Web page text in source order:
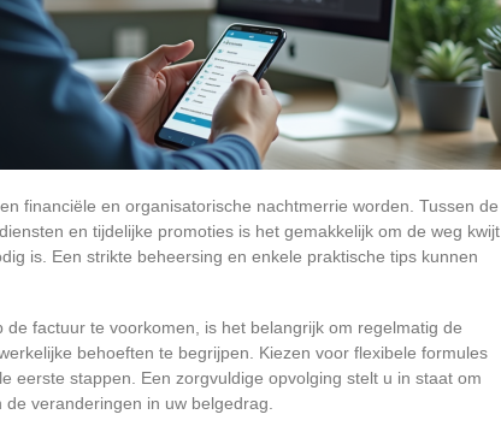
financiële en organisatorische nachtmerrie worden. Tussen de
en tijdelijke promoties is het gemakkelijk om de weg kwijt
is. Een strikte beheersing en enkele praktische tips kunnen
factuur te voorkomen, is het belangrijk om regelmatig de
behoeften te begrijpen. Kiezen voor flexibele formules
eerste stappen. Een zorgvuldige opvolging stelt u in staat om
veranderingen in uw belgedrag.